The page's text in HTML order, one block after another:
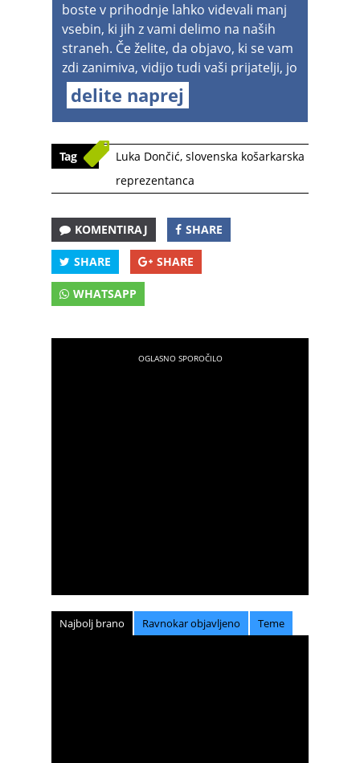
boste v prihodnje lahko videvali manj
vsebin, ki jih z vami delimo na naših
straneh. Če želite, da objavo, ki se vam
zdi zanimiva, vidijo tudi vaši prijatelji, jo
delite naprej
Tag Luka Dončić, slovenska košarkarska
reprezentanca
KOMENTIRAJ SHARE
SHARE SHARE
WHATSAPP
Najbolj brano Ravnokar objavljeno Teme